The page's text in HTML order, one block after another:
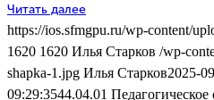
Читать далее
https://ios.sfmgpu.ru/wp-content/
1620 1620 Илья Старков /wp-
shapka-1.jpg Илья Старков2025-
09:29:3544.04.01